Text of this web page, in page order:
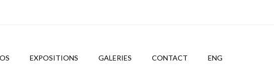
EXPOSITIONS GALERIES CONTACT ENG